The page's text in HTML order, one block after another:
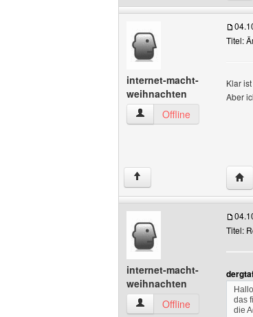
internet-macht-
weihnachten
internet-macht-
Offline
Titel:
Klar
Aber
↑
internet-macht-
weihnachten
internet-macht-
Offline
Titel:
das
die